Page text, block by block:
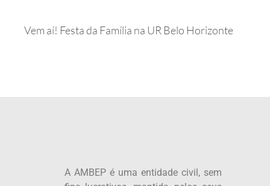
Vem aí! Festa da Família na UR Belo Horizonte
A AMBEP é uma entidade civil, sem